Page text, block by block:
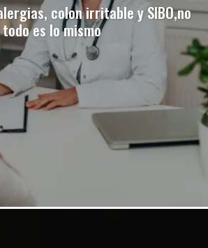
colon irritable y SIBO,no
todo es lo mismo